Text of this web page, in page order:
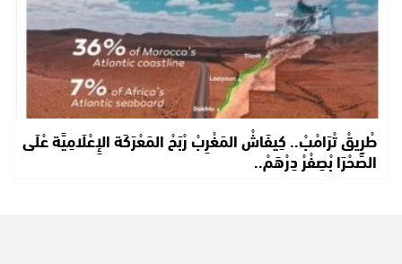
طْرِيقْ تْرَامْبْ.. كِيفَاشْ المَغْرِبْ رْبَحْ المَعْرَكَة الإِعْلَامِيَّة عْلَى
الصَّحْرَا بْصِفْرْ دِرْهَمْ..